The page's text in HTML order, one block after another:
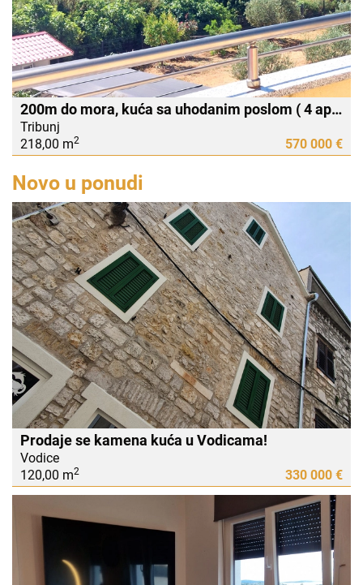
200m do mora, kuća sa uhodanim poslom ( 4 apartmana i stan u potkrovlju) TRIBUNJ
Tribunj
218,00 m2 570 000 €
Novo u ponudi
Prodaje se kamena kuća u Vodicama!
Vodice
120,00 m2 330 000 €